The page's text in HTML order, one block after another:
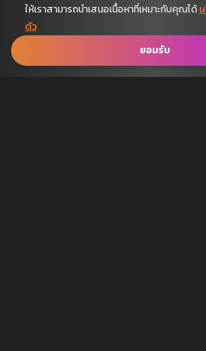
ให้เราสามารถนำเสนอเนื้อหาที่เหมาะกับคุณได้
ตัว
ยอมรับ